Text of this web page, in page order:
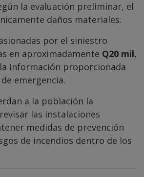
la evaluación preliminar, el
daños materiales.
por el siniestro
en aproximadamente Q20 mil,
información proporcionada
emergencia.
a la población la
las instalaciones
medidas de prevención
de incendios dentro de los